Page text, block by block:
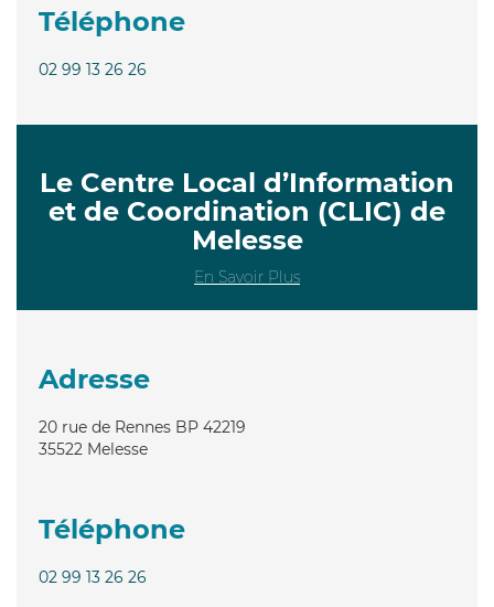
Téléphone
02 99 13 26 26
Le Centre Local d’Information
et de Coordination (CLIC) de
Melesse
En Savoir Plus
Adresse
20 rue de Rennes BP 42219
35522 Melesse
Téléphone
02 99 13 26 26